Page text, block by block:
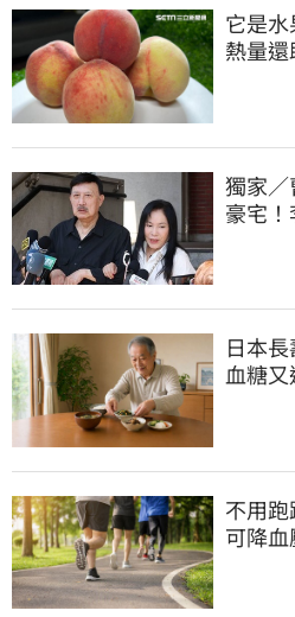
它是
熱量
獨家
豪宅
日本
血糖
不用
可降血